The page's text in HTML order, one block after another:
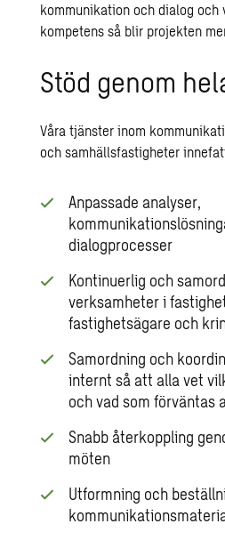
kommunikation och dialog
kompetens så blir projekten
Stöd genom
Våra tjänster inom
och samhällsfastigheter
Anpassade analyser,
dialogprocesser
Kontinuerlig och
verksamheter i
fastighetsägare och
Samordning och
internt så att alla vet
och vad som förväntas
Snabb återkoppling
möten
Utformning och